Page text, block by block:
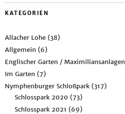
KATEGORIEN
Allacher Lohe (38)
Allgemein (6)
Englischer Garten / Maximiliansanlagen
Im Garten (7)
Nymphenburger Schloßpark (317)
Schlosspark 2020 (73)
Schlosspark 2021 (69)